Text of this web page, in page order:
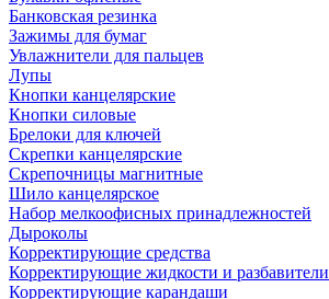
Банковская резинка
Зажимы для бумаг
Увлажнители для пальцев
Лупы
Кнопки канцелярские
Кнопки силовые
Брелоки для ключей
Скрепки канцелярские
Скрепочницы магнитные
Шило канцелярское
Набор мелкоофисных принадлежностей
Дыроколы
Корректирующие средства
Корректирующие жидкости и разбавители
Корректирующие карандаши